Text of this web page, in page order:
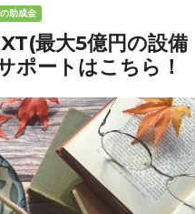
助成金
最大5億円の設備
ポートはこちら！